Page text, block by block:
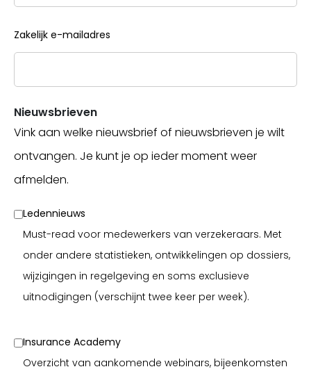
Zakelijk e-mailadres
Nieuwsbrieven
Vink aan welke nieuwsbrief of nieuwsbrieven je wilt
ontvangen. Je kunt je op ieder moment weer
afmelden.
Ledennieuws
Must-read voor medewerkers van verzekeraars. Met
onder andere statistieken, ontwikkelingen op dossiers,
wijzigingen in regelgeving en soms exclusieve
uitnodigingen (verschijnt twee keer per week).
Insurance Academy
Overzicht van aankomende webinars, bijeenkomsten